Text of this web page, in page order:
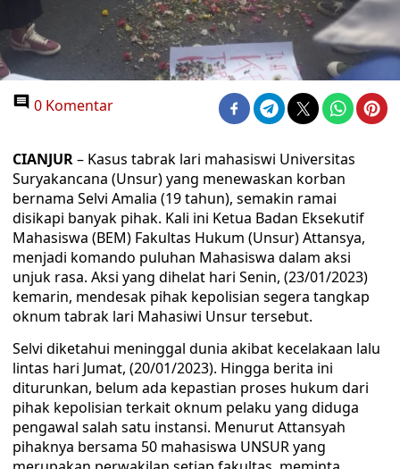
0 Komentar
CIANJUR– Kasus tabrak lari mahasiswi Universitas
Suryakancana (Unsur) yang menewaskan korban
bernama Selvi Amalia (19 tahun), semakin ramai
disikapi banyak pihak. Kali ini Ketua Badan Eksekutif
Mahasiswa (BEM) Fakultas Hukum (Unsur) Attansya,
menjadi komando puluhan Mahasiswa dalam aksi
unjuk rasa. Aksi yang dihelat hari Senin, (23/01/2023)
kemarin, mendesak pihak kepolisian segera tangkap
oknum tabrak lari Mahasiwi Unsur tersebut.
Selvi diketahui meninggal dunia akibat kecelakaan lalu
lintas hari Jumat, (20/01/2023). Hingga berita ini
diturunkan, belum ada kepastian proses hukum dari
pihak kepolisian terkait oknum pelaku yang diduga
pengawal salah satu instansi. Menurut Attansyah
pihaknya bersama 50 mahasiswa UNSUR yang